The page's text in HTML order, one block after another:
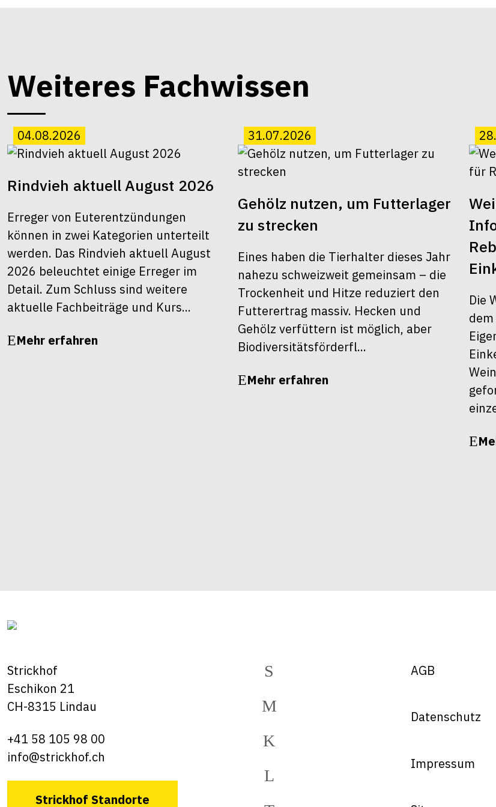
Weiteres Fachwissen
04.08.2026
Rindvieh aktuell August 2026
Erreger von Euterentzündungen
können in zwei Kategorien unterteilt
werden. Das Rindvieh aktuell August
2026 beleuchtet einige Erreger im
Detail. Zum Schluss sind weitere
aktuelle Fachbeiträge und Kurs...
Mehr erfahren
31.07.2026
Gehölz nutzen, um Futterlager
zu strecken
Eines haben die Tierhalter dieses Jahr
nahezu schweizweit gemeinsam – die
Trockenheit und Hitze reduziert den
Futterertrag massiv. Hecken und
Gehölz verfüttern ist möglich, aber
Biodiversitätsförderfl...
Mehr erfahren
Die
Strickhof
Eschikon 21
CH-8315 Lindau
+41 58 105 98 00
info@strickhof.ch
Strickhof Standorte
AGB
Datenschutz
Impressum